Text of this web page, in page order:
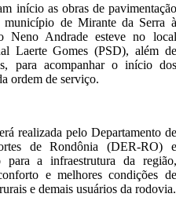
início as obras de pavimentação
de Mirante da Serra à
Andrade esteve no local
Laerte Gomes (PSD), além de
para acompanhar o início dos
ordem de serviço.
realizada pelo Departamento de
de Rondônia (DER-RO) e
para a infraestrutura da região,
e melhores condições de
e demais usuários da rodovia.